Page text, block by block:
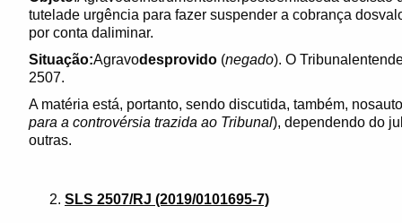
tutelade urgência para fazer suspender a cobrança
por conta daliminar.
Situação:Agravodesprovido (negado). O
2507.
A matéria está, portanto, sendo discutida, também,
para a controvérsia trazida ao Tribunal), dependendo do
outras.
SLS 2507/RJ (2019/0101695-7)